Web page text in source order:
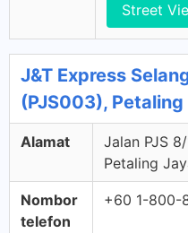
Street
J&T Express
(PJS003),
Alamat
Jalan PJS
Petaling
Nombor
telefon
+60 1-800-